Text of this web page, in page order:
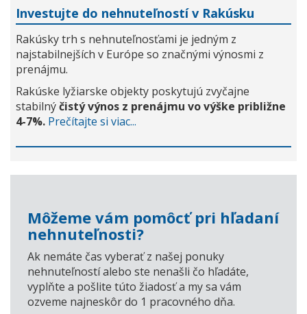
Investujte do nehnuteľností v Rakúsku
Rakúsky trh s nehnuteľnosťami je jedným z
najstabilnejších v Európe so značnými výnosmi z
prenájmu.
Rakúske lyžiarske objekty poskytujú zvyčajne
stabilnýčistý výnos z prenájmu vo výške približne
4-7%. Prečítajte si viac...
Môžeme vám pomôcť pri hľadaní
nehnuteľnosti?
Ak nemáte čas vyberať z našej ponuky
nehnuteľností alebo ste nenašli čo hľadáte,
vyplňte a pošlite túto žiadosť a my sa vám
ozveme najneskôr do 1 pracovného dňa.